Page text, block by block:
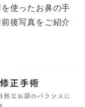
使ったお鼻の手
後写真をご紹介